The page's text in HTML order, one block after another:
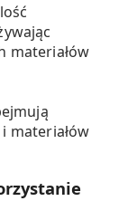
materiałów
materiałów